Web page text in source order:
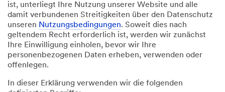
ist, unterliegt Ihre Nutzung unserer Website und alle
damit verbundenen Streitigkeiten über den Datenschutz
unseren Nutzungsbedingungen. Soweit dies nach
geltendem Recht erforderlich ist, werden wir zunächst
Ihre Einwilligung einholen, bevor wir Ihre
personenbezogenen Daten erheben, verwenden oder
offenlegen.
In dieser Erklärung verwenden wir die folgenden